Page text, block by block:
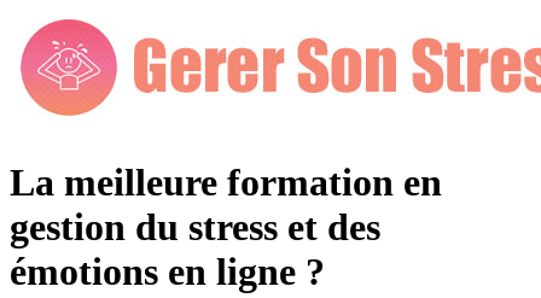
La meilleure formation en
gestion du stress et des
émotions en ligne ?